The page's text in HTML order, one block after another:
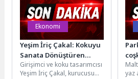
Ekonomi
Yeşim İriç Çakal: Kokuyu
Sanata Dönüştüren
Başarılı Kadın Girişimci
Girişimci ve koku tasarımcısı
Yeşim İriç Çakal, kurucusu
yaz